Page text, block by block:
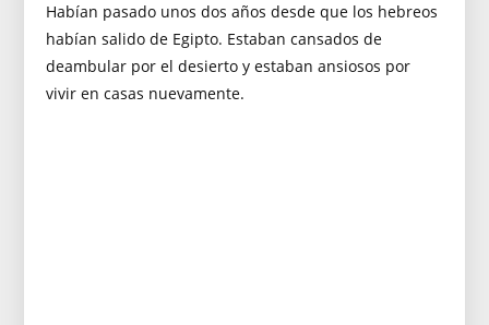
Habían pasado unos dos años desde que los hebreos
habían salido de Egipto. Estaban cansados ​​de
deambular por el desierto y estaban ansiosos por
vivir en casas nuevamente.